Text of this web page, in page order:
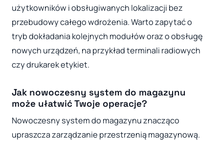
użytkowników i obsługiwanych lokalizacji bez
przebudowy całego wdrożenia. Warto zapytać o
tryb dokładania kolejnych modułów oraz o obsługę
nowych urządzeń, na przykład terminali radiowych
czy drukarek etykiet.
Jak nowoczesny system do magazynu
może ułatwić Twoje operacje?
Nowoczesny system do magazynu znacząco
upraszcza zarządzanie przestrzenią magazynową.